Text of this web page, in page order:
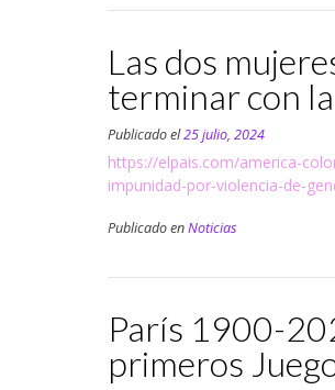
Las dos
terminar con
Publicado el25 julio, 2024
https://elpais.com/america-
impunidad-por-violencia-de-
Publicado enNoticias
París 1900-
primeros